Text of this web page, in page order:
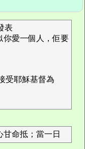
表
你愛一個人，佢要
受耶穌基督為
命抵；當一日